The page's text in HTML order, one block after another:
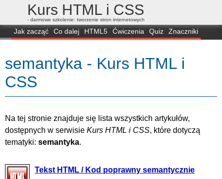
Kurs HTML i CSS
- darmowe szkolenie: tworzenie stron internetowych
Jak zacząć Co dalej HTML5 Ćwiczenia Quiz
Znaczniki
FAQ
Przeglądarki Mapa FORUM
semantyka - Kurs HTML i
CSS
Na tej stronie znajduje się lista wszystkich artykułów,
dostępnych w serwisie Kurs HTML i CSS, które dotyczą
tematyki: semantyka.
Tekst HTML / Kod poprawny semantycznie